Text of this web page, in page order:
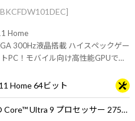
Home
300Hz液晶搭載 ハイスペックゲー
PC！モバイル向け高性能GPUで最
Home 64ビット
インテル® Core™ Ultra 9 プロセッサー 275HX